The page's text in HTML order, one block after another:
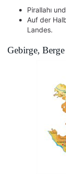
Pirallahı
Auf der
Landes.
Gebirge,